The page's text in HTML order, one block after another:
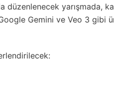
düzenlenecek yarışmada,
Gemini ve Veo 3 gibi